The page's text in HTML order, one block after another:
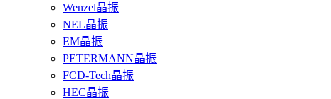
Wenzel晶振
NEL晶振
EM晶振
PETERMANN晶振
FCD-Tech晶振
HEC晶振